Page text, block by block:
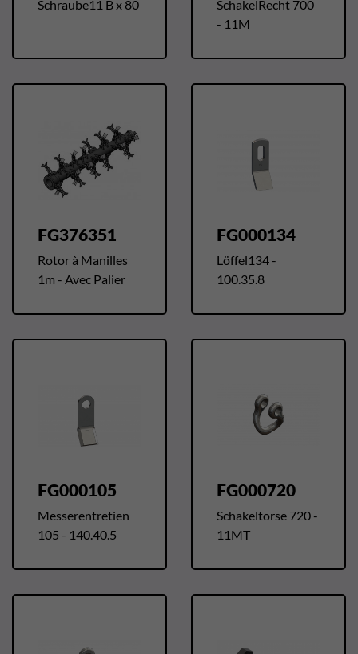
Schraube11 B x 80
SchakelRecht 700
- 11M
FG376351
Rotor à Manilles
1m - Avec Palier
FG000134
Löffel134 -
100.35.8
FG000105
Messerentretien
105 - 140.40.5
FG000720
Schakeltorse 720 -
11MT